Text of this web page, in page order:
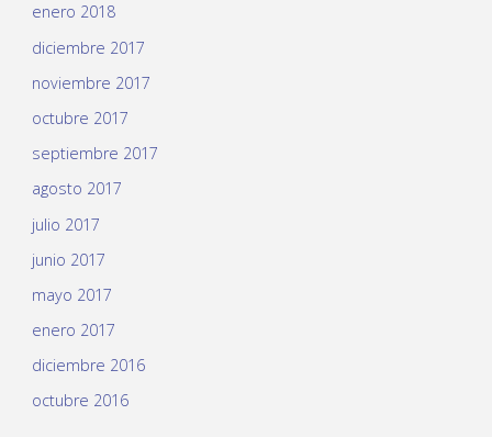
enero 2018
diciembre 2017
noviembre 2017
octubre 2017
septiembre 2017
agosto 2017
julio 2017
junio 2017
mayo 2017
enero 2017
diciembre 2016
octubre 2016